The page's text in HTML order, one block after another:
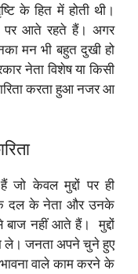
के हित में होती थी।
पर आते रहते हैं। अगर
मन भी बहुत दुखी हो
नेता विशेष या किसी
करता हुआ नजर आ
केवल मुद्दों पर ही
दल के नेता और उनके
नहीं आते हैं। ‌ मुद्दों
ले। ‌जनता अपने चुने हुए
वाले काम करने के